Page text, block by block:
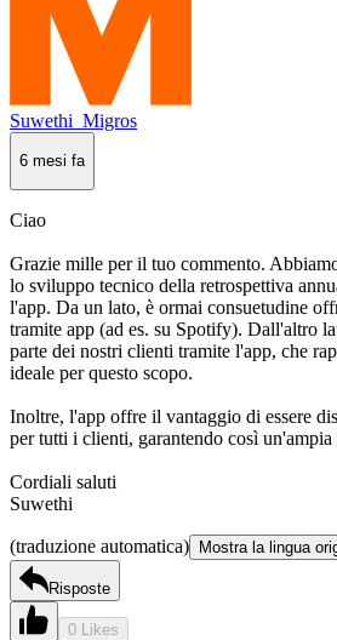
Suwethi_Migros
6 mesi fa
Ciao
Grazie mille per il tuo commento.
lo sviluppo tecnico della retrospettiva
l'app. Da un lato, è ormai consuetudine
tramite app (ad es. su Spotify). Dall'altro
parte dei nostri clienti tramite l'app, che
ideale per questo scopo.
Inoltre, l'app offre il vantaggio di essere
per tutti i clienti, garantendo così un'ampia
Cordiali saluti
Suwethi
(traduzione automatica) Mostra la lingua
Risposte
0 Likes